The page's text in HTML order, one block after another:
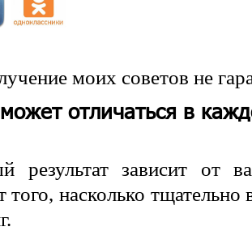
моих советов не
может отличаться в
результат зависит от
того, насколько